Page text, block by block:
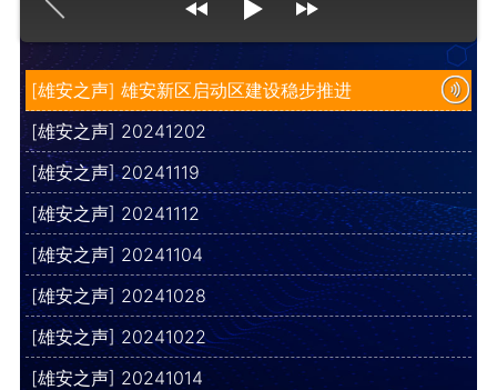
[雄安之声] 雄安新区启动区建设稳步推进
[雄安之声] 20241202
[雄安之声] 20241119
[雄安之声] 20241112
[雄安之声] 20241104
[雄安之声] 20241028
[雄安之声] 20241022
[雄安之声] 20241014